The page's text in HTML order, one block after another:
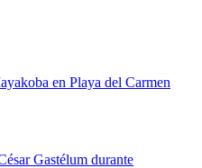
en Playa del Carmen
Gastélum durante